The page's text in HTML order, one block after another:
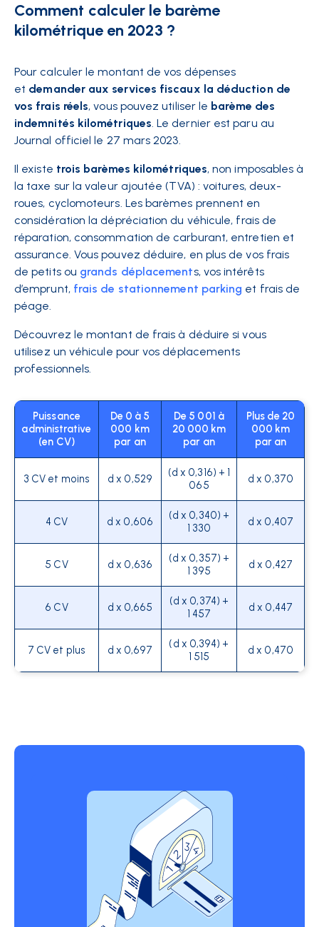
Comment calculer le barème
kilométrique en 2023 ?
Pour calculer le montant de vos dépenses
et demander aux services fiscaux la déduction de
vos frais réels, vous pouvez utiliser le barème des
indemnités kilométriques. Le dernier est paru au
Journal officiel le 27 mars 2023.
Il existe trois barèmes kilométriques, non imposables à
la taxe sur la valeur ajoutée (TVA) : voitures, deux-
roues, cyclomoteurs. Les barèmes prennent en
considération la dépréciation du véhicule, frais de
réparation, consommation de carburant, entretien et
assurance. Vous pouvez déduire, en plus de vos frais
de petits ou grands déplacements, vos intérêts
d’emprunt, frais de stationnement parking et frais de
péage.
Découvrez le montant de frais à déduire si vous
utilisez un véhicule pour vos déplacements
professionnels.
Puissance
administrative
(en CV)
De 0 à 5
000 km
par an
De 5 001 à
20 000 km
par an
Plus de 20
000 km
par an
3 CV et moins d x 0,529
(d x 0,316) + 1
065
d x 0,370
4 CV d x 0,606
(d x 0,340) +
1 330
d x 0,407
5 CV d x 0,636
(d x 0,357) +
1 395
d x 0,427
6 CV d x 0,665
(d x 0,374) +
1 457
d x 0,447
7 CV et plus d x 0,697
(d x 0,394) +
1 515
d x 0,470